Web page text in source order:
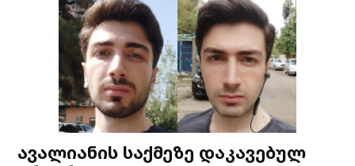
ავალიანის საქმეზე დაკავებულ